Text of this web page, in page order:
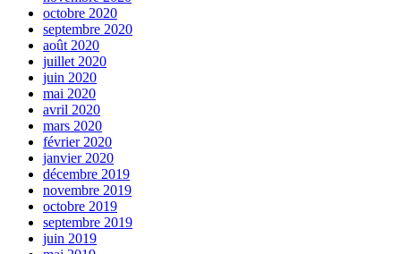
octobre 2020
septembre 2020
août 2020
juillet 2020
juin 2020
mai 2020
avril 2020
mars 2020
février 2020
janvier 2020
décembre 2019
novembre 2019
octobre 2019
septembre 2019
juin 2019